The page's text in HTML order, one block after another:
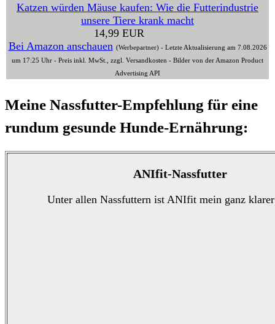
Katzen würden Mäuse kaufen: Wie die Futterindustrie
unsere Tiere krank macht
14,99 EUR
Bei Amazon anschauen (Werbepartner) - Letzte Aktualisierung am 7.08.2026
um 17:25 Uhr - Preis inkl. MwSt., zzgl. Versandkosten - Bilder von der Amazon Product
Advertising API
Meine Nassfutter-Empfehlung für eine
rundum gesunde Hunde-Ernährung:
ANIfit-Nassfutter
Unter allen Nassfuttern ist ANIfit mein ganz